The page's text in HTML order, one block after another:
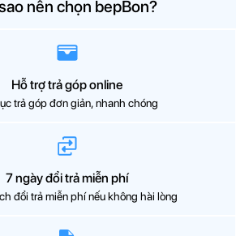
nên chọn bepBon?
Hỗ trợ trả góp online
trả góp đơn giản, nhanh chóng
7 ngày đổi trả miễn phí
đổi trả miễn phí nếu không hài lòng